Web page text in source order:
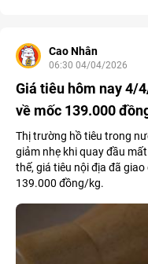
Cao Nhân
06:30 04/04/2026
Giá tiêu hôm nay 4/
về mốc 139.000
Thị trường hồ tiêu trong
giảm nhẹ khi quay đầu
thế, giá tiêu nội địa đã
139.000 đồng/kg.